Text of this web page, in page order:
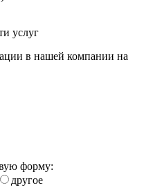
услуг
в нашей компании на
форму:
другое